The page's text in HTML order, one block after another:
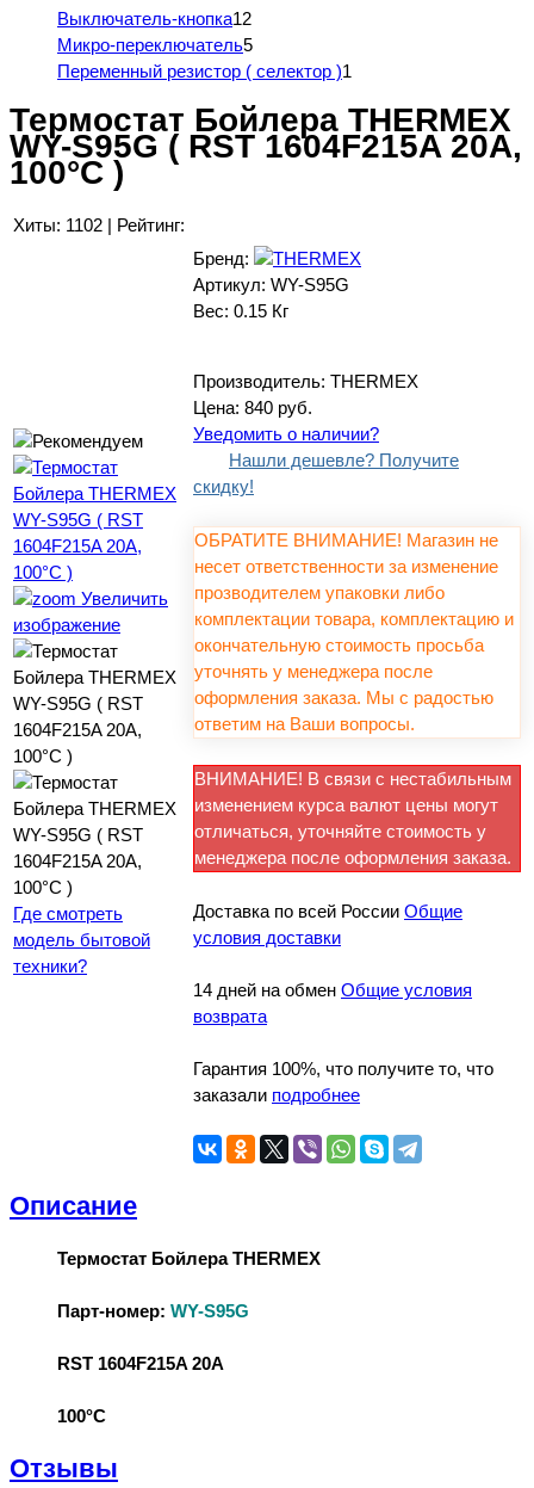
Выключатель-кнопка12
Микро-переключатель5
Переменный резистор ( селектор )1
Термостат Бойлера THERMEX
WY-S95G ( RST 1604F215A 20A,
100°С )
Хиты: 1102 | Рейтинг:
Увеличить
изображение
Где смотреть
модель бытовой
техники?
Бренд:
Артикул: WY-S95G
Вес: 0.15 Кг
Производитель: THERMEX
Цена: 840 руб.
Уведомить о наличии?
Нашли дешевле? Получите
скидку!
ОБРАТИТЕ ВНИМАНИЕ! Магазин не
несет ответственности за изменение
прозводителем упаковки либо
комплектации товара, комплектацию и
окончательную стоимость просьба
уточнять у менеджера после
оформления заказа. Мы с радостью
ответим на Ваши вопросы.
ВНИМАНИЕ! В связи с нестабильным
изменением курса валют цены могут
отличаться, уточняйте стоимость у
менеджера после оформления заказа.
Доставка по всей России Общие
условия доставки
14 дней на обмен Общие условия
возврата
Гарантия 100%, что получите то, что
заказали подробнее
Описание
Термостат Бойлера THERMEX
Парт-номер: WY-S95G
RST 1604F215A 20A
100°С
Отзывы